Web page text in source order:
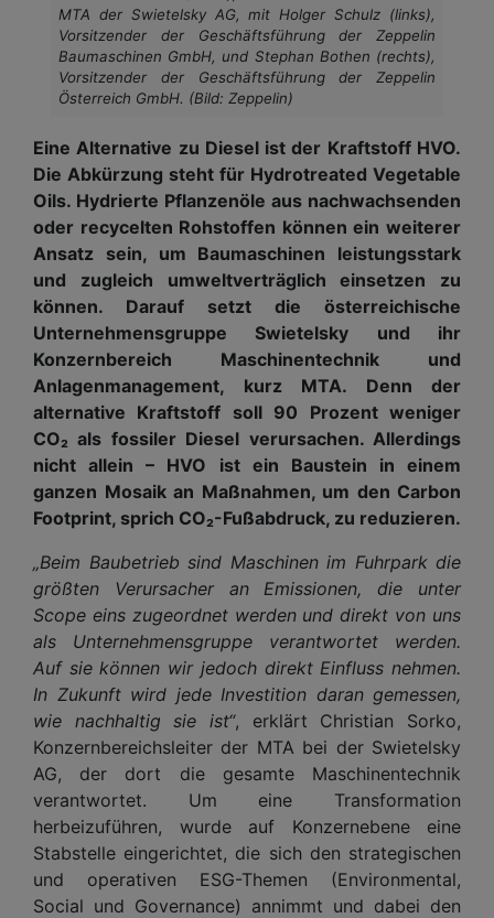
MTA der Swietelsky AG, mit Holger Schulz (links),
Vorsitzender der Geschäftsführung der Zeppelin
Baumaschinen GmbH, und Stephan Bothen (rechts),
Vorsitzender der Geschäftsführung der Zeppelin
Österreich GmbH. (Bild: Zeppelin)
Eine Alternative zu Diesel ist der Kraftstoff HVO.
Die Abkürzung steht für Hydrotreated Vegetable
Oils. Hydrierte Pflanzenöle aus nachwachsenden
oder recycelten Rohstoffen können ein weiterer
Ansatz sein, um Baumaschinen leistungsstark
und zugleich umweltverträglich einsetzen zu
können. Darauf setzt die österreichische
Unternehmensgruppe Swietelsky und ihr
Konzernbereich Maschinentechnik und
Anlagenmanagement, kurz MTA. Denn der
alternative Kraftstoff soll 90 Prozent weniger
CO₂ als fossiler Diesel verursachen. Allerdings
nicht allein – HVO ist ein Baustein in einem
ganzen Mosaik an Maßnahmen, um den Carbon
Footprint, sprich CO₂-Fußabdruck, zu reduzieren.
„Beim Baubetrieb sind Maschinen im Fuhrpark die
größten Verursacher an Emissionen, die unter
Scope eins zugeordnet werden und direkt von uns
als Unternehmensgruppe verantwortet werden.
Auf sie können wir jedoch direkt Einfluss nehmen.
In Zukunft wird jede Investition daran gemessen,
wie nachhaltig sie ist“, erklärt Christian Sorko,
Konzernbereichsleiter der MTA bei der Swietelsky
AG, der dort die gesamte Maschinentechnik
verantwortet. Um eine Transformation
herbeizuführen, wurde auf Konzernebene eine
Stabstelle eingerichtet, die sich den strategischen
und operativen ESG-Themen (Environmental,
Social und Governance) annimmt und dabei den